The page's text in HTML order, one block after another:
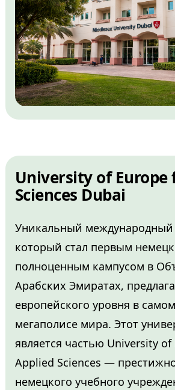
University of Europe
Sciences Dubai
Уникальный международный
который стал первым
полноценным кампусом в
Арабских Эмиратах,
европейского уровня в
мегаполисе мира. Этот
является частью University
Applied Sciences —
немецкого учебного